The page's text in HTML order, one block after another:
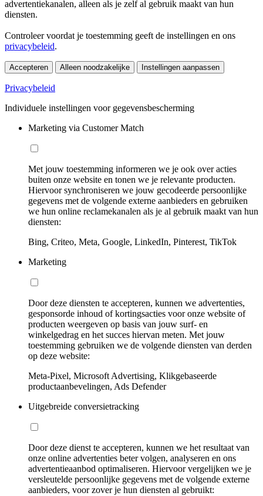
advertentiekanalen, alleen als je zelf al gebruik maakt van hun
diensten.
Controleer voordat je toestemming geeft de instellingen en ons
privacybeleid.
Accepteren Alleen noodzakelijke Instellingen aanpassen
Privacybeleid
Individuele instellingen voor gegevensbescherming
Marketing via Customer Match
Met jouw toestemming informeren we je ook over acties
buiten onze website en tonen we je relevante producten.
Hiervoor synchroniseren we jouw gecodeerde persoonlijke
gegevens met de volgende externe aanbieders en gebruiken
we hun online reclamekanalen als je al gebruik maakt van hun
diensten:
Bing, Criteo, Meta, Google, LinkedIn, Pinterest, TikTok
Marketing
Door deze diensten te accepteren, kunnen we advertenties,
gesponsorde inhoud of kortingsacties voor onze website of
producten weergeven op basis van jouw surf- en
winkelgedrag en het succes hiervan meten. Met jouw
toestemming gebruiken we de volgende diensten van derden
op deze website:
Meta-Pixel, Microsoft Advertising, Klikgebaseerde
productaanbevelingen, Ads Defender
Uitgebreide conversietracking
Door deze dienst te accepteren, kunnen we het resultaat van
onze online advertenties beter volgen, analyseren en ons
advertentieaanbod optimaliseren. Hiervoor vergelijken we je
versleutelde persoonlijke gegevens met de volgende externe
aanbieders, voor zover je hun diensten al gebruikt: